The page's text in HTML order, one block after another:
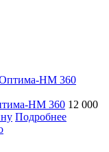
HM 360 12 000
Подробнее